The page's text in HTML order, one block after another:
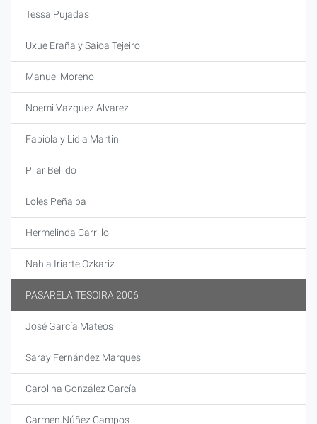
Tessa Pujadas
Uxue Eraña y Saioa Tejeiro
Manuel Moreno
Noemi Vazquez Alvarez
Fabiola y Lidia Martin
Pilar Bellido
Loles Peñalba
Hermelinda Carrillo
Nahia Iriarte Ozkariz
PASARELA TESOIRA 2006
José García Mateos
Saray Fernández Marques
Carolina González García
Carmen Núñez Campos